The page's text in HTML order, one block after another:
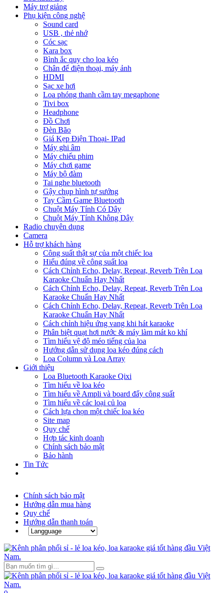
Máy trợ giảng
Phụ kiện công nghệ
Sound card
USB , thẻ nhớ
Cóc sạc
Kara box
Bình ắc quy cho loa kéo
Chân để điện thoại, máy ảnh
HDMI
Sạc xe hơi
Loa phóng thanh cầm tay megaphone
Tivi box
Headphone
Đồ Chơi
Đèn Bão
Giá Kẹp Điện Thoại- IPad
Máy ghi âm
Máy chiếu phim
Máy chơi game
Máy bộ đàm
Tai nghe bluetooth
Gậy chụp hình tự sướng
Tay Cầm Game Bluetooth
Chuột Máy Tính Có Dây
Chuột Máy Tính Không Dây
Radio chuyên dụng
Camera
Hỗ trợ khách hàng
Công suất thật sự của một chiếc loa
Hiểu đúng về công suất loa
Cách Chỉnh Echo, Delay, Repeat, Reverb Trên Loa
Karaoke Chuẩn Hay Nhất
Cách Chỉnh Echo, Delay, Repeat, Reverb Trên Loa
Karaoke Chuẩn Hay Nhất
Cách Chỉnh Echo, Delay, Repeat, Reverb Trên Loa
Karaoke Chuẩn Hay Nhất
Cách chỉnh hiệu ứng vang khi hát karaoke
Phân biệt quạt hơi nước & máy làm mát ko khí
Tìm hiểu vệ độ méo tiếng của loa
Hướng dẫn sử dụng loa kéo đúng cách
Loa Column và Loa Array
Giới thiệu
Loa Bluetooth Karaoke Qixi
Tìm hiểu về loa kéo
Tìm hiểu về Ampli và board đẩy công suất
Tìm hiểu về các loại củ loa
Cách lựa chọn một chiếc loa kéo
Site map
Quy chế
Hợp tác kinh doanh
Chính sách bảo mật
Bảo hành
Tin Tức
Chính sách bảo mật
Hướng dẫn mua hàng
Quy chế
Hướng dẫn thanh toán